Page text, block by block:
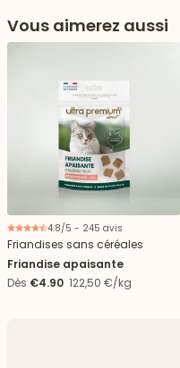
Vous aimerez aussi
4.8/5 - 245 avis
Friandises sans céréales
Friandise apaisante
Dès €4.90 122,50 €/kg